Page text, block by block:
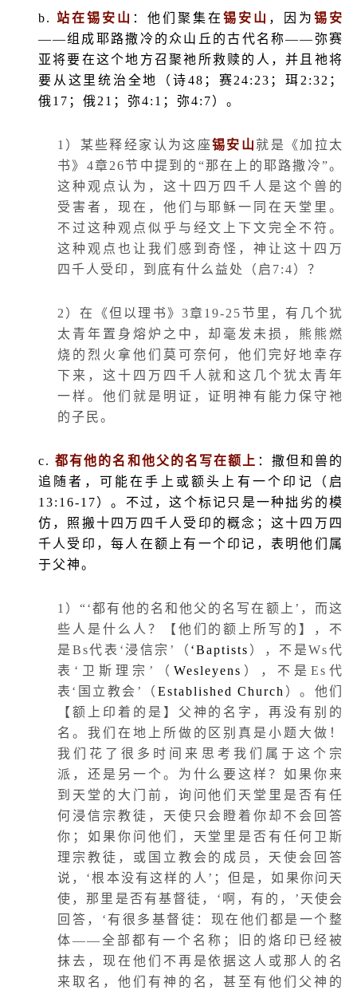
b. 站在锡安山 ：他们聚集在 锡安山 ，因为锡安
——组成耶路撒冷的众山丘的古代名称——弥赛
亚将要在这个地方召聚祂所救赎的人，并且祂将
要从这里统治全地（诗48 ；赛24:23 ；珥 2:32 ；
俄17 ；俄21 ；弥4:1 ；弥4:7）。
1 ）某些释经家认为这座锡安山就是《加拉太
书》 4章26节中提到的“那在上的耶路撒冷”。
这种观点认为，这十四万四千人是这个兽的
受害者，现在，他们与耶稣一同在天堂里。
不过这种观点似乎与经文上下文完全不符。
这种观点也让我们感到奇怪，神让这十四万
四千人受印，到底有什么益处（启 7:4）？
2 ）在《但以理书》 3章19-25 节里，有几个犹
太青年置身熔炉之中，却毫发未损，熊熊燃
烧的烈火拿他们莫可奈何，他们完好地幸存
下来，这十四万四千人就和这几个犹太青年
一样。他们就是明证，证明神有能力保守祂
的子民。
c. 都有他的名和他父的名写在额上 ：撒但和兽的
追随者，可能在手上或额头上有一个印记（启
13:16-17）。不过，这个标记只是一种拙劣的模
仿，照搬十四万四千人受印的概念；这十四万四
千人受印，每人在额上有一个印记，表明他们属
于父神。
1 ）“‘都有他的名和他父的名写在额上’，而这
些人是什么人？【他们的额上所写的】，不
是 Bs代表‘浸信宗’（ ‘Baptists ），不是Ws代
表‘卫斯理宗’（ Wesleyens ），不是 Es 代
表‘国立教会’（ Established Church ）。他们
【额上印着的是】父神的名字，再没有别的
名。我们在地上所做的区别真是小题大做！
我们花了很多时间来思考我们属于这个宗
派，还是另一个。为什么要这样？如果你来
到天堂的大门前，询问他们天堂里是否有任
何浸信宗教徒，天使只会瞪着你却不会回答
你；如果你问他们，天堂里是否有任何卫斯
理宗教徒，或国立教会的成员，天使会回答
说，‘根本没有这样的人’；但是，如果你问天
使，那里是否有基督徒，‘啊，有的，’天使会
回答，‘有很多基督徒：现在他们都是一个整
体——全部都有一个名称；旧的烙印已经被
抹去，现在他们不再是依据这人或那人的名
来取名，他们有神的名，甚至有他们父神的